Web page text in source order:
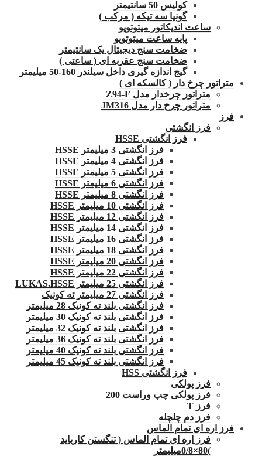
کولیس 50 سانتیمتر
گونیا سه تیکه ( مرکب )
ساعت اندیکاتور میتوتویو
پایه ساعت میتوتویو
ضخامت سنج دیجیتال یک سانتیمتر
ضخامت سنج عقربه ای ( ساعتی )
گیج اندازه گیری داخل سیلندر 160-50 میلیمتر
متراتور چرخ دار ( کالسکه ای )
متراتور چرخدار مدل Z94-F
متراتور چرخ دار مدل JM316
فرز
فرز انگشتی
فرز انگشتی HSSE
فرز انگشتی 3 میلیمتر HSSE
فرز انگشتی 4 میلیمتر HSSE
فرز انگشتی 5 میلیمتر HSSE
فرز انگشتی 6 میلیمتر HSSE
فرز انگشتی 8 میلیمتر HSSE
فرز انگشتی 10 میلیمتر HSSE
فرز انگشتی 12 میلیمتر HSSE
فرز انگشتی 14 میلیمتر HSSE
فرز انگشتی 16 میلیمتر HSSE
فرز انگشتی 18 میلیمتر HSSE
فرز انگشتی 20 میلیمتر HSSE
فرز انگشتی 22 میلیمتر HSSE
فرز انگشتی 25 میلیمتر LUKAS.HSSE
فرز انگشتی 27 میلیمتر ته کونیک
فرز انگشتی بلند ته کونیک 28 میلیمتر
فرز انگشتی بلند ته کونیک 30 میلیمتر
فرز انگشتی بلند ته کونیک 32 میلیمتر
فرز انگشتی بلند ته کونیک 36 میلیمتر
فرز انگشتی بلند ته کونیک 40 میلیمتر
فرز انگشتی بلند ته کونیک 45 میلیمتر
فرز انگشتی HSS
فرز پولکی
فرز پولکی چپ وراست 200
فرز T
فرز دم چلچله
فرز اره ای تمام الماس
فرز اره ای تمام الماس ( تنگستن کارباید
)80×0/8میلیمتر